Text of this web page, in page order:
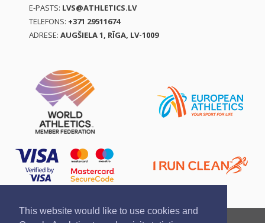
This website would like to use cookies and
E-PASTS: LVS@ATHLETICS.LV
TELEFONS: +371 29511674
ADRESE: AUGŠIELA 1, RĪGA, LV-1009